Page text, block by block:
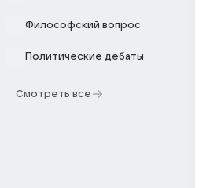
Философский вопрос
Политические дебаты
Смотреть все